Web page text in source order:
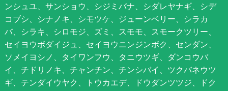
ンシュユ、サンショウ、シジミバナ、シダレヤナギ、シデ
コブシ、シナノキ、シモツケ、ジューンベリー、シラカ
バ、シラキ、シロモジ、ズミ、スモモ、スモークツリー、
セイヨウボダイジュ、セイヨウニンジンボク、センダン、
ソメイヨシノ、タイワンフウ、タニウツギ、ダンコウバ
イ、チドリノキ、チャンチン、チンシバイ、ツクバネウツ
ギ、テンダイウヤク、トウカエデ、ドウダンツツジ、ドク